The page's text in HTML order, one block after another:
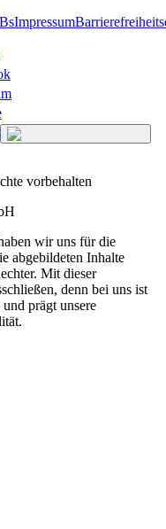
Impressum
vorbehalten
wir uns für die
abgebildeten Inhalte
Mit dieser
denn bei uns ist
prägt unsere